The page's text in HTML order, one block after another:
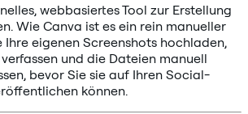
webbasiertes Tool zur Erstellung
Wie Canva ist es ein rein manueller
Ihre eigenen Screenshots hochladen,
und die Dateien manuell
bevor Sie sie auf Ihren Social-
können.